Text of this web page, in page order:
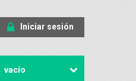
Iniciar sesión
vacío